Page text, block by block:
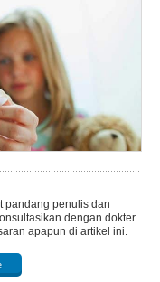
pandang penulis dan
dengan dokter
apapun di artikel ini.